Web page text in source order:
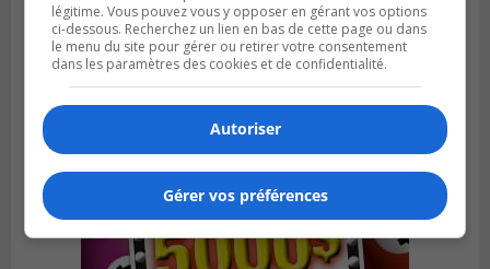
rappelés par l’ACIA
légitime. Vous pouvez vous y opposer en gérant vos options
ci-dessous. Recherchez un lien en bas de cette page ou dans
le menu du site pour gérer ou retirer votre consentement
dans les paramètres des cookies et de confidentialité.
Autoriser
Gérer vos préférences